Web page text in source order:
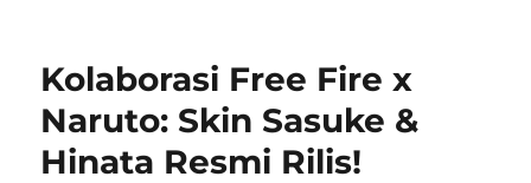
Kolaborasi Free Fire x
Naruto: Skin Sasuke &
Hinata Resmi Rilis!